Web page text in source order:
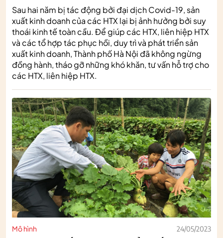
Sau hai năm bị tác động bởi đại dịch Covid-19, sản
xuất kinh doanh của các HTX lại bị ảnh hưởng bởi suy
thoái kinh tế toàn cầu. Để giúp các HTX, liên hiệp HTX
và các tổ hợp tác phục hồi, duy trì và phát triển sản
xuất kinh doanh, Thành phố Hà Nội đã không ngừng
đồng hành, tháo gỡ những khó khăn, tư vấn hỗ trợ cho
các HTX, liên hiệp HTX.
Mô hình 24/05/2023